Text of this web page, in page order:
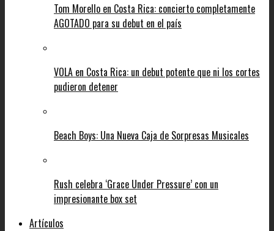
Tom Morello en Costa Rica: concierto completamente
AGOTADO para su debut en el país
VOLA en Costa Rica: un debut potente que ni los cortes
pudieron detener
Beach Boys: Una Nueva Caja de Sorpresas Musicales
Rush celebra ‘Grace Under Pressure’ con un
impresionante box set
Artículos